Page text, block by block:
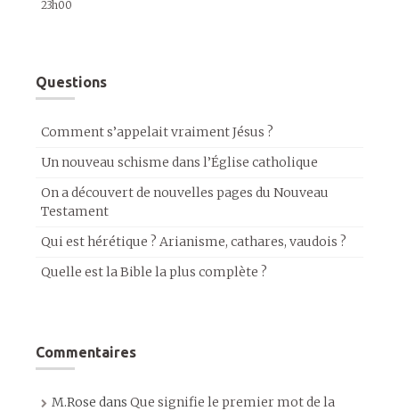
23h00
Questions
Comment s’appelait vraiment Jésus ?
Un nouveau schisme dans l’Église catholique
On a découvert de nouvelles pages du Nouveau
Testament
Qui est hérétique ? Arianisme, cathares, vaudois ?
Quelle est la Bible la plus complète ?
Commentaires
M.Rose dans Que signifie le premier mot de la